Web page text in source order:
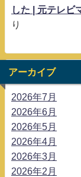
した | 元テレビ
り
アーカイブ
2026年7月
2026年6月
2026年5月
2026年4月
2026年3月
2026年2月